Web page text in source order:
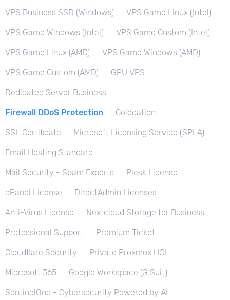
VPS Business SSD (Windows) VPS Game Linux (Intel)
VPS Game Windows (Intel) VPS Game Custom (Intel)
VPS Game Linux (AMD) VPS Game Windows (AMD)
VPS Game Custom (AMD) GPU VPS
Dedicated Server Business
Firewall DDoS Protection Colocation
SSL Certificate Microsoft Licensing Service (SPLA)
Email Hosting Standard
Mail Security - Spam Experts Plesk License
cPanel License DirectAdmin Licenses
Anti-Virus License Nextcloud Storage for Business
Professional Support Premium Ticket
Cloudflare Security Private Proxmox HCI
Microsoft 365 Google Workspace (G Suit)
SentinelOne - Cybersecurity Powered by AI